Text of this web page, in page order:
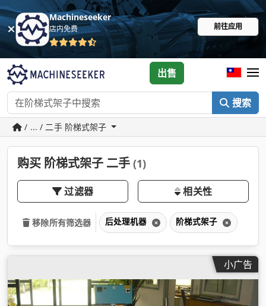
Machineseeker
店内免费 前往应用
搜索
出售
/ ... / 二手 阶梯式架子
购买 阶梯式架子 二手 (1)
过滤器 相关性
移除所有筛选器 后处理机器 阶梯式架子
小广告